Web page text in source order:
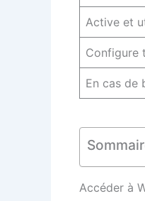
Active et
Configure
En cas de
Accéder à